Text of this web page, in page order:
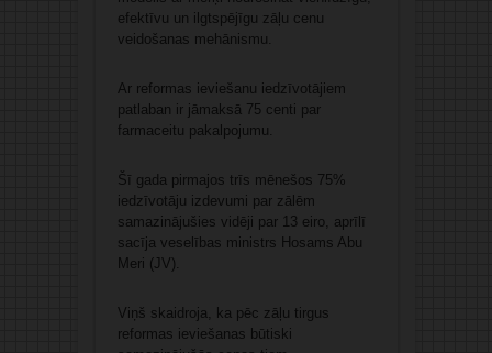
efektīvu un ilgtspējīgu zāļu cenu
veidošanas mehānismu.
Ar reformas ieviešanu iedzīvotājiem
patlaban ir jāmaksā 75 centi par
farmaceitu pakalpojumu.
Šī gada pirmajos trīs mēnešos 75%
iedzīvotāju izdevumi par zālēm
samazinājušies vidēji par 13 eiro, aprīlī
sacīja veselības ministrs Hosams Abu
Meri (JV).
Viņš skaidroja, ka pēc zāļu tirgus
reformas ieviešanas būtiski